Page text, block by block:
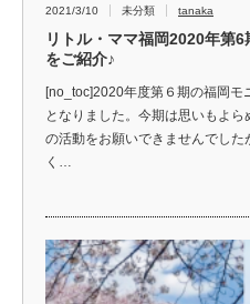
2021/3/10 未分類 tanaka
リトル・ママ福岡2020年第
をご紹介♪
[no_toc]2020年度第６期の福岡モ
となりました。今期は思いもよ
の活動をお願いできませんでし
く…